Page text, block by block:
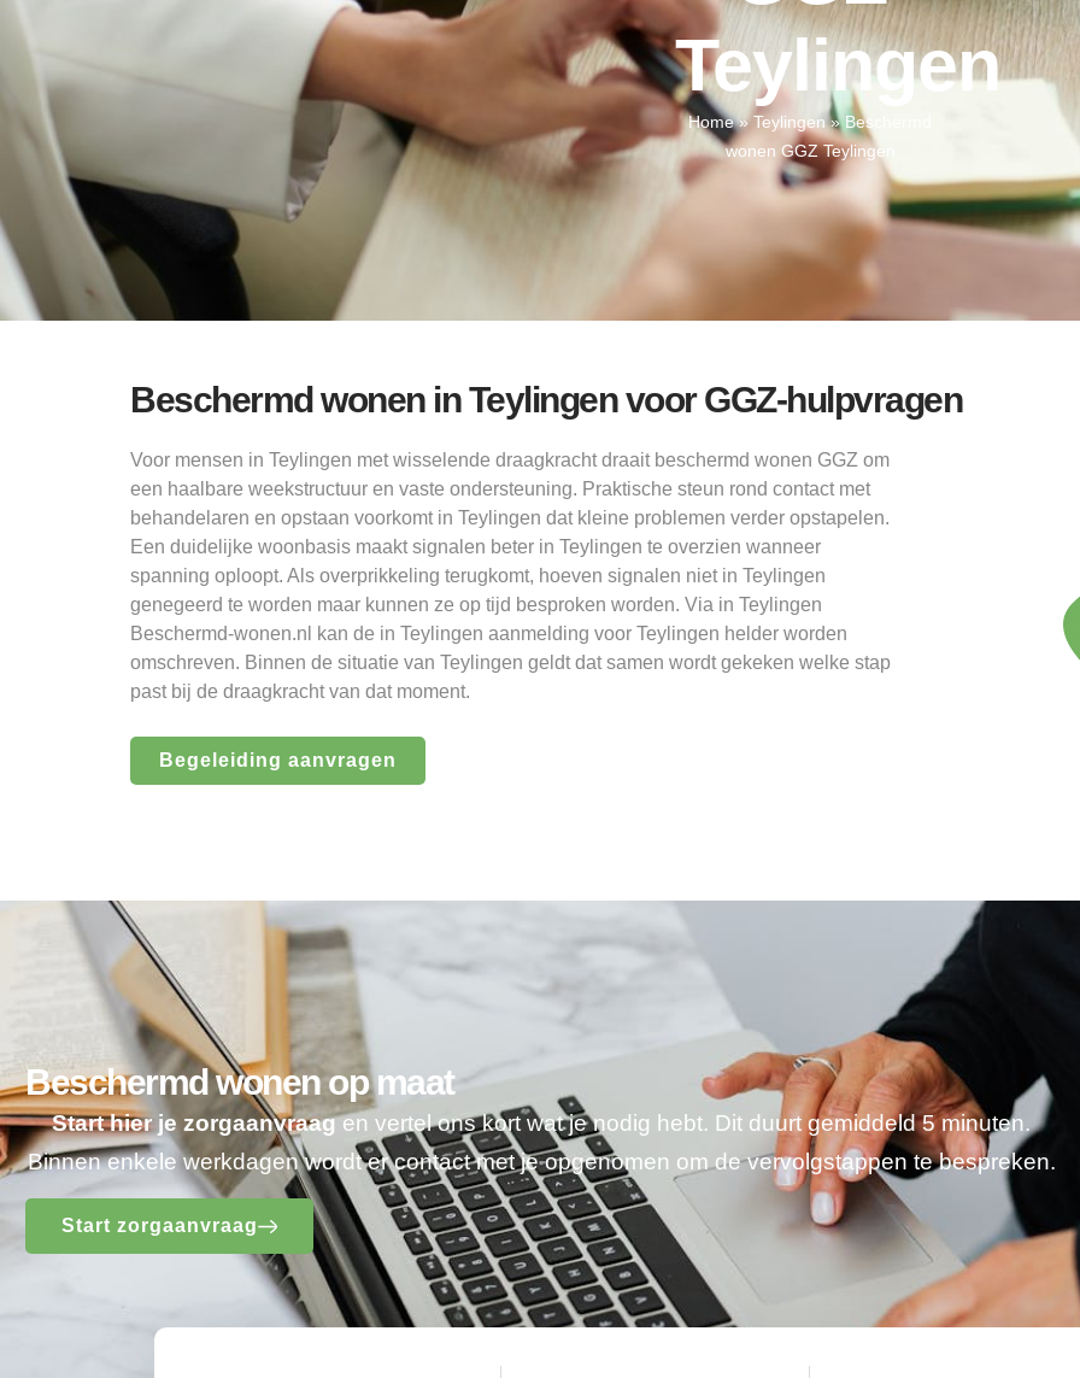
Teylingen
Home» Teylingen » Beschermd
wonen GGZ Teylingen
Beschermd wonen in Teylingen voor GGZ-hulpvragen
Voor mensen in Teylingen met wisselende draagkracht draait beschermd wonen GGZ om
een haalbare weekstructuur en vaste ondersteuning. Praktische steun rond contact met
behandelaren en opstaan voorkomt in Teylingen dat kleine problemen verder opstapelen.
Een duidelijke woonbasis maakt signalen beter in Teylingen te overzien wanneer
spanning oploopt. Als overprikkeling terugkomt, hoeven signalen niet in Teylingen
genegeerd te worden maar kunnen ze op tijd besproken worden. Via in Teylingen
Beschermd-wonen.nl kan de in Teylingen aanmelding voor Teylingen helder worden
omschreven. Binnen de situatie van Teylingen geldt dat samen wordt gekeken welke stap
past bij de draagkracht van dat moment.
Begeleiding aanvragen
Beschermd wonen op maat
Start hier je zorgaanvraagen vertel ons kort wat je nodig hebt. Dit duurt gemiddeld 5 minuten.
Binnen enkele werkdagen wordt er contact met je opgenomen om de vervolgstappen te bespreken.
Start zorgaanvraag